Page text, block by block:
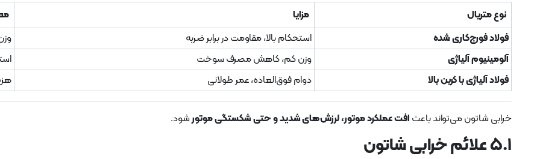
نوع متریال مزایا
فولاد فورج‌کاری شده
استحکام بالا، مقاومت در برابر ضربه
آلومینیوم آلیاژی
وزن کم، کاهش مصرف سوخت
فولاد آلیاژی با کربن بالا
دوام فوق‌العاده، عمر طولانی
خرابی شاتون می‌تواند باعث افت عملکرد موتور، لرزش‌های شدید و حتی شکستگی موتورشود.
۵.۱ علائم خرابی شاتون